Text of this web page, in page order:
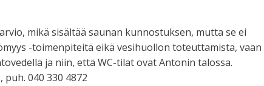
mikä sisältää saunan kunnostuksen, mutta se ei
-toimenpiteitä eikä vesihuollon toteuttamista, vaan
ja niin, että WC-tilat ovat Antonin talossa.
040 330 4872